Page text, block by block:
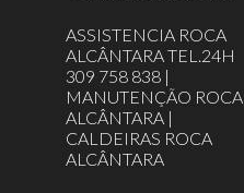
ASSISTENCIA ROCA
ALCÂNTARA TEL.24H
309 758 838 |
MANUTENÇÃO ROCA
ALCÂNTARA |
CALDEIRAS ROCA
ALCÂNTARA